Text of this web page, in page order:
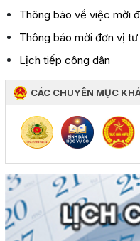
Thông báo về việc mời
Thông báo mời đơn vị
Lịch tiếp công dân
CÁC CHUYÊN MỤC